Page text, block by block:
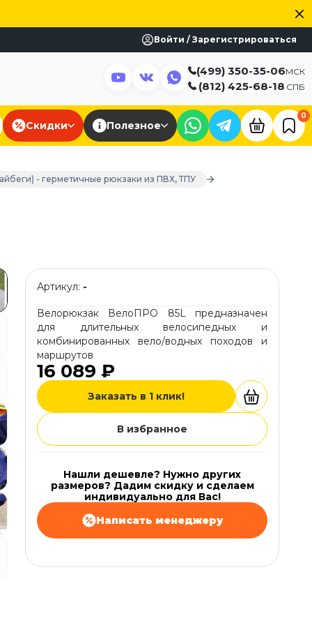
Войти / Зарегистрироваться
(499) 350-35-06МСК
(812) 425-68-18 СПБ
Скидки Полезное
0
- герметичные рюкзаки из ПВХ, ТПУ
Артикул: -
Велорюкзак ВелоПРО 85L предназначен
для длительных велосипедных и
комбинированных вело/водных походов и
маршрутов
16 089 ₽
Заказать в 1 клик!
В избранное
Нашли дешевле? Нужно других
размеров? Дадим скидку и сделаем
индивидуально для Вас!
Написать менеджеру